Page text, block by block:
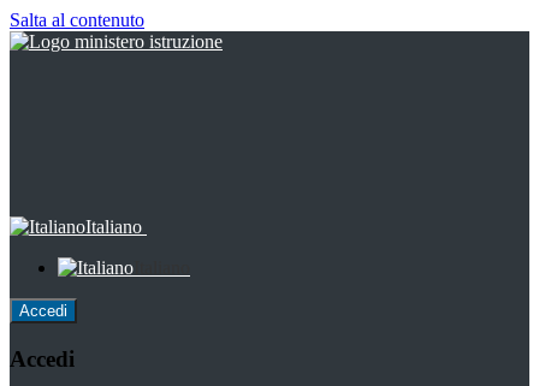
Salta al contenuto
Italiano
Accedi
Accedi